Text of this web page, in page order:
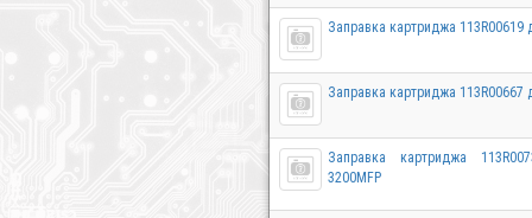
Заправка картриджа 113R00619
Заправка картриджа 113R00667
Заправка картриджа
3200MFP